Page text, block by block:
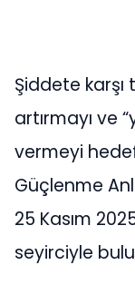
Şiddete karşı
artırmayı ve
vermeyi
Güçlenme
25 Kasım
seyirciyle